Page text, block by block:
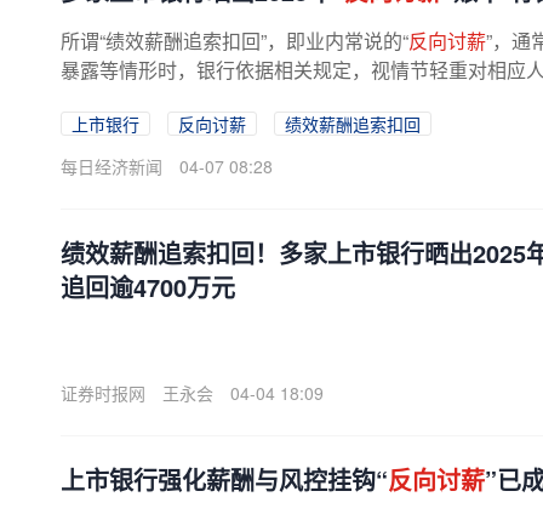
所谓“绩效薪酬追索扣回”，即业内常说的“反向讨薪”，通
暴露等情形时，银行依据相关规定，视情节轻重对相应
上市银行 反向讨薪
绩效薪酬追索扣回
每日经济新闻
04-07 08:28
绩效薪酬追索扣回！多家上市银行晒出2025
追回逾4700万元
证券时报网 王永会 04-04 18:09
上市银行强化薪酬与风控挂钩“反向讨薪”已